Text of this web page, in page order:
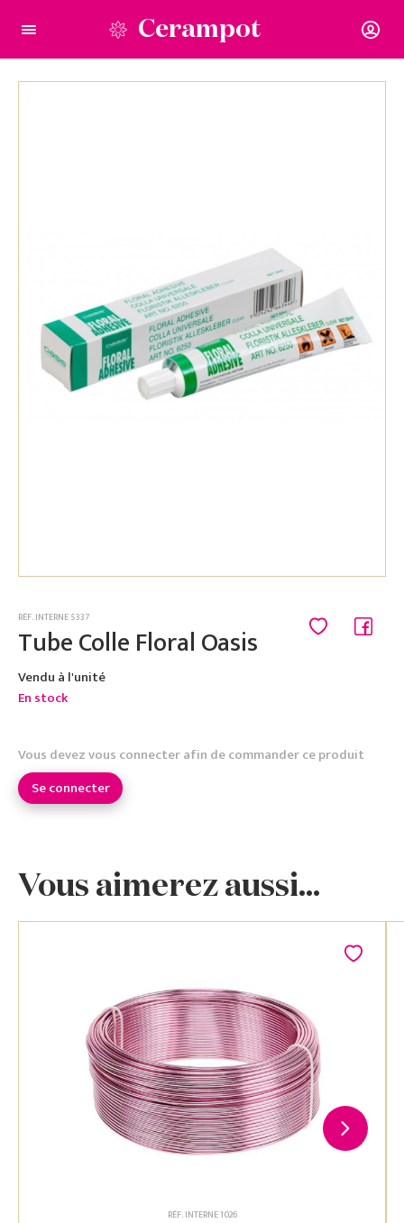
Cerampot
RÉF. INTERNE 5337
Tube Colle Floral Oasis
Vendu à l'unité
En stock
Vous devez vous connecter afin de commander ce produit
Se connecter
Vous aimerez aussi...
RÉF. INTERNE 1026